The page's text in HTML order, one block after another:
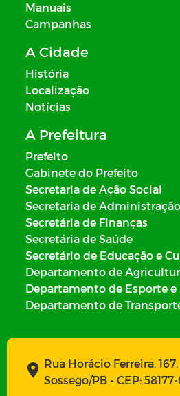
Manuais
Campanhas
A Cidade
História
Localização
Notícias
A Prefeitura
Prefeito
Gabinete do Prefeito
Secretaria de Ação Social
Secretaria de Administração
Secretária de Finanças
Secretária de Saúde
Secretário de Educação e
Departamento de
Departamento de Esporte e
Departamento de
Rua Horácio Ferreira,
Sossego/PB - CEP: